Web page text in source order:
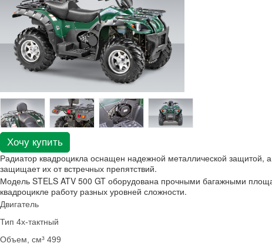
Хочу купить
Радиатор квадроцикла оснащен надежной металлической защитой,
защищает их от встречных препятствий.
Модель STELS ATV 500 GT оборудована прочными багажными
квадроцикле работу разных уровней сложности.
Двигатель
Тип 4х-тактный
Объем, см³ 499